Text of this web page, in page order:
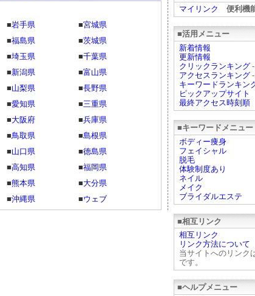
マイリンク
便利機
■活用メニュー
新着情報
更新情報
クリックランキング
アクセスランキング
キーワードランキン
ピックアップサイト
最終アクセス時刻順
■キーワードメニュー
ボディー痩身
フェイシャル
脱毛
体験制度あり
ネイル
メイク
ブライダルエステ
■相互リンク
相互リンク
リンク方法について
当サイトへのリンク
です。
■ヘルプメニュー
■岩手県 ■宮城県
■福島県 ■茨城県
■埼玉県 ■千葉県
■新潟県 ■富山県
■山梨県 ■長野県
■愛知県 ■三重県
■大阪府 ■兵庫県
■鳥取県 ■島根県
■山口県 ■徳島県
■高知県 ■福岡県
■熊本県 ■大分県
■沖縄県 ■ウェブ